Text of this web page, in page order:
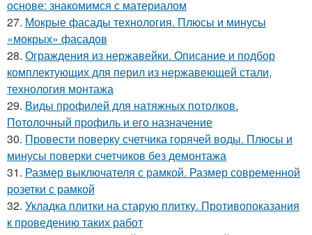
основе: знакомимся с материалом
27. Мокрые фасады технология. Плюсы и минусы
«мокрых» фасадов
28. Ограждения из нержавейки. Описание и подбор
комплектующих для перил из нержавеющей стали,
технология монтажа
29. Виды профилей для натяжных потолков.
Потолочный профиль и его назначение
30. Провести поверку счетчика горячей воды. Плюсы и
минусы поверки счетчиков без демонтажа
31. Размер выключателя с рамкой. Размер современной
розетки с рамкой
32. Укладка плитки на старую плитку. Противопоказания
к проведению таких работ